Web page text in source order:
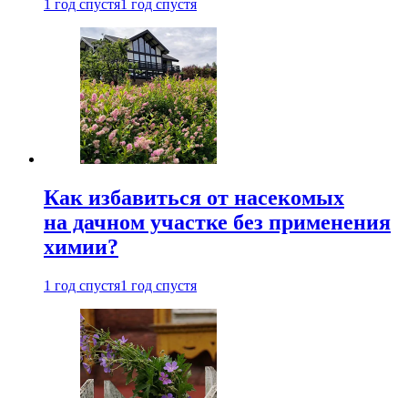
1 год спустя1 год спустя
Как избавиться от насекомых
на дачном участке без применения
химии?
1 год спустя1 год спустя